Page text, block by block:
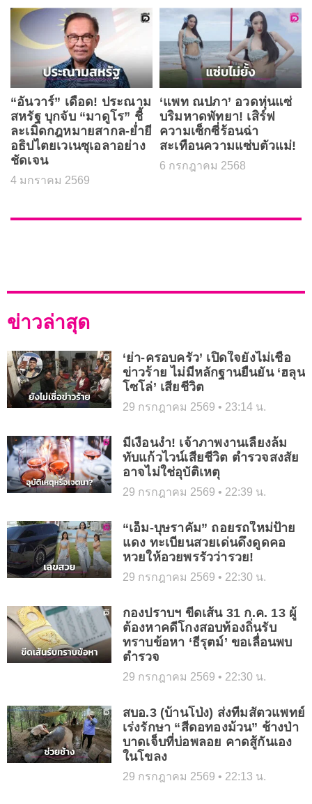
“อันวาร์” เดือด! ประณาม
สหรัฐ บุกจับ “มาดูโร” ชี้
ละเมิดกฎหมายสากล-ย่ำยี
อธิปไตยเวเนซุเอลาอย่าง
ชัดเจน
4 มกราคม 2569
‘แพท ณปภา’ อวดหุ่นแซ่
บริมหาดพัทยา! เสิร์ฟ
ความเซ็กซี่ร้อนฉ่า
สะเทือนความแซ่บตัวแม่!
6 กรกฎาคม 2568
ข่าวล่าสุด
‘ย่า-ครอบครัว’ เปิดใจยังไม่เชื่อ
ข่าวร้าย ไม่มีหลักฐานยืนยัน ‘ฮลุน
โซโล่’ เสียชีวิต
29 กรกฎาคม 2569 23:14 น.
มีเงื่อนงำ! เจ้าภาพงานเลี้ยงล้ม
ทับแก้วไวน์เสียชีวิต ตำรวจสงสัย
อาจไม่ใช่อุบัติเหตุ
29 กรกฎาคม 2569 22:39 น.
“เอ็ม-บุษราคัม” ถอยรถใหม่ป้าย
แดง ทะเบียนสวยเด่นดึงดูดคอ
หวยให้อวยพรรัวว่ารวย!
29 กรกฎาคม 2569 22:30 น.
กองปราบฯ ขีดเส้น 31 ก.ค. 13 ผู้
ต้องหาคดีโกงสอบท้องถิ่นรับ
ทราบข้อหา ‘ธีรุตม์’ ขอเลื่อนพบ
ตำรวจ
29 กรกฎาคม 2569 22:30 น.
สบอ.3 (บ้านโป่ง) ส่งทีมสัตวแพทย์
เร่งรักษา “สีดอทองม้วน” ช้างป่า
บาดเจ็บที่บ่อพลอย คาดสู้กันเอง
ในโขลง
29 กรกฎาคม 2569 22:13 น.